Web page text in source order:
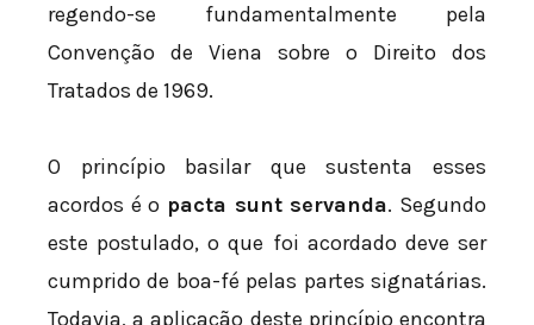
regendo-se fundamentalmente pela
Convenção de Viena sobre o Direito dos
Tratados de 1969.
O princípio basilar que sustenta esses
acordos é o pacta sunt servanda. Segundo
este postulado, o que foi acordado deve ser
cumprido de boa-fé pelas partes signatárias.
Todavia, a aplicação deste princípio encontra